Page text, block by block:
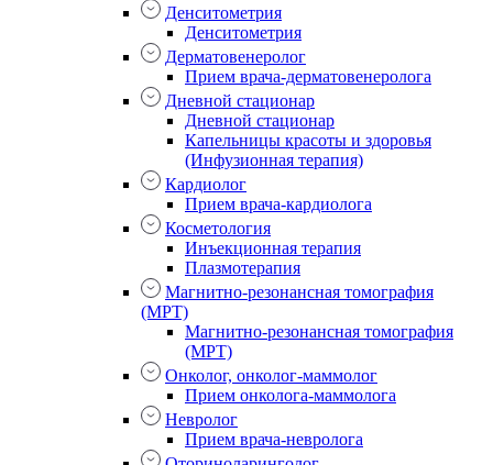
Денситометрия
Денситометрия
Дерматовенеролог
Прием врача-дерматовенеролога
Дневной стационар
Дневной стационар
Капельницы красоты и здоровья
(Инфузионная терапия)
Кардиолог
Прием врача-кардиолога
Косметология
Инъекционная терапия
Плазмотерапия
Магнитно-резонансная томография
(МРТ)
Магнитно-резонансная томография
(МРТ)
Онколог, онколог-маммолог
Прием онколога-маммолога
Невролог
Прием врача-невролога